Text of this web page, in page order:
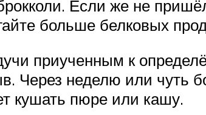
Если же не
больше белковых
приученным к
Через неделю или чуть
кушать пюре или кашу.